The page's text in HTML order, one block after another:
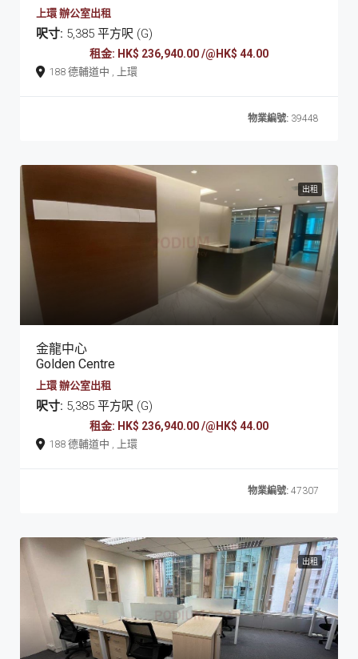
上環 辦公室出租
呎寸: 5,385 平方呎 (G)
租金: HK$ 236,940.00 /@HK$ 44.00
188 德輔道中 , 上環
物業編號: 39448
出租
金龍中心
Golden Centre
上環 辦公室出租
呎寸: 5,385 平方呎 (G)
租金: HK$ 236,940.00 /@HK$ 44.00
188 德輔道中 , 上環
物業編號: 47307
出租